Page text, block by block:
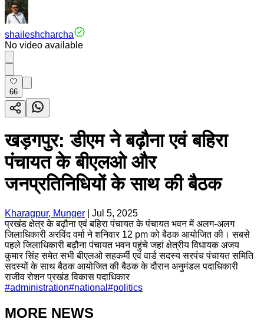
shaileshcharcha
No video available
66
खड़गपुर: डीएम ने बढ़ौना एवं बहिरा
पंचायत के बीएलओ और
जनप्रतिनिधियों के साथ की बैठक
Kharagpur, Munger
Jul 5, 2025
प्रखंड क्षेत्र के बढ़ौना एवं बहिरा पंचायत के पंचायत भवन में अलग-अलग
जिलाधिकारी अरविंद वर्मा ने शनिवार 12 pm को बैठक आयोजित की। सबसे
पहले जिलाधिकारी बढ़ौना पंचायत भवन पहुंचे जहां क्षेत्रीय विधायक अजय
कुमार सिंह समेत सभी बीएलओ सहकर्मी एवं वार्ड सदस्य सरपंच पंचायत समिति
सदस्यों के साथ बैठक आयोजित की बैठक के दौरान अनुमंडल पदाधिकारी
राजीव रोशन प्रखंड विकास पदाधिकार
#administration#national #politics
MORE NEWS